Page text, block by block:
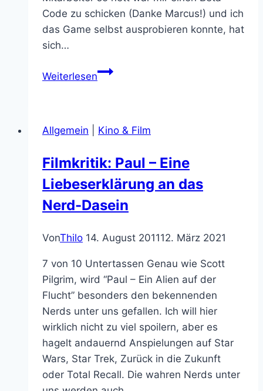
Code zu schicken (Danke Marcus!) und ich
das Game selbst ausprobieren konnte, hat
sich…
WeiterlesenHearthstone
neuer
Allgemein Kino & Film
Filmkritik: Paul – Eine
Liebeserklärung an das
Nerd-Dasein
VonThilo 14. August 201112. März 2021
7 von 10 Untertassen Genau wie Scott
Pilgrim, wird “Paul – Ein Alien auf der
Flucht” besonders den bekennenden
Nerds unter uns gefallen. Ich will hier
wirklich nicht zu viel spoilern, aber es
hagelt andauernd Anspielungen auf Star
Wars, Star Trek, Zurück in die Zukunft
oder Total Recall. Die wahren Nerds unter